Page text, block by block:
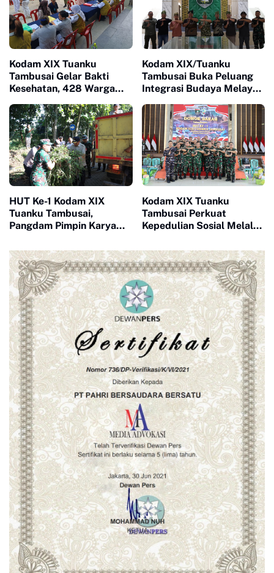
Kodam XIX Tuanku
Tambusai Gelar Bakti
Kesehatan, 428 Warga
Gratis
Kodam XIX/Tuanku
Tambusai Buka Peluang
Integrasi Budaya Melayu
Gerakan 10.080 Bertanjak
HUT Ke-1 Kodam XIX
Tuanku Tambusai,
Pangdam Pimpin Karya
Instansi dan Masyarakat
Kodam XIX Tuanku
Tambusai Perkuat
Kepedulian Sosial Melalui